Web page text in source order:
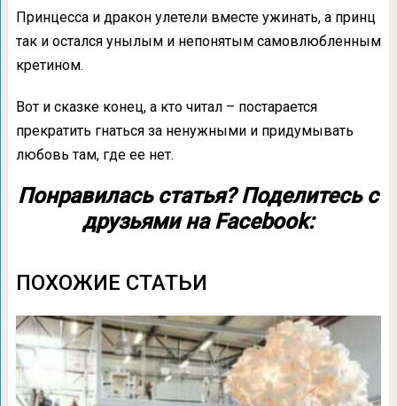
Принцесса и дракон улетели вместе ужинать, а принц
так и остался унылым и непонятым самовлюбленным
кретином.
Вот и сказке конец, а кто читал – постарается
прекратить гнаться за ненужными и придумывать
любовь там, где ее нет.
Понравилась статья? Поделитесь с
друзьями на Facebook:
ПОХОЖИЕ СТАТЬИ